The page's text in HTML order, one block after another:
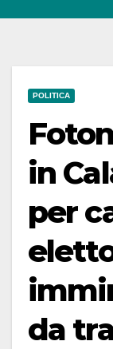
POLITICA
in
per
da